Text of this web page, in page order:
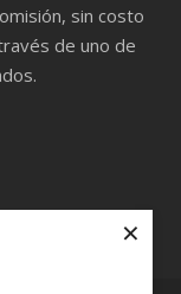
×
sin costo
de uno de